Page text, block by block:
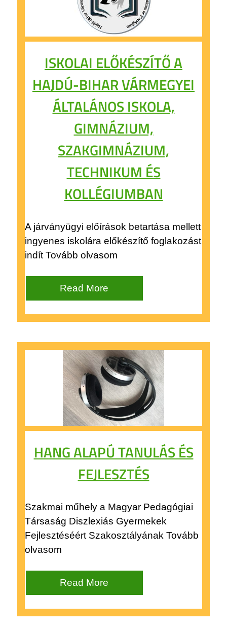
ISKOLAI ELŐKÉSZÍTŐ A
HAJDÚ-BIHAR VÁRMEGYEI
ÁLTALÁNOS ISKOLA,
GIMNÁZIUM,
SZAKGIMNÁZIUM,
TECHNIKUM ÉS
KOLLÉGIUMBAN
A járványügyi előírások betartása mellett
ingyenes iskolára előkészítő foglakozást
indít Tovább olvasom
Read More
HANG ALAPÚ TANULÁS ÉS
FEJLESZTÉS
Szakmai műhely a Magyar Pedagógiai
Társaság Diszlexiás Gyermekek
Fejlesztéséért Szakosztályának Tovább
olvasom
Read More